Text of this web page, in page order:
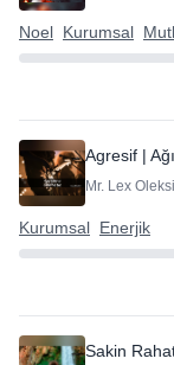
Noel Kurumsal
Agresif |
Mr. Lex
Kurumsal Enerjik
Sakin